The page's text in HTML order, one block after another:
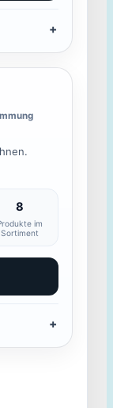
8
im
Sortiment